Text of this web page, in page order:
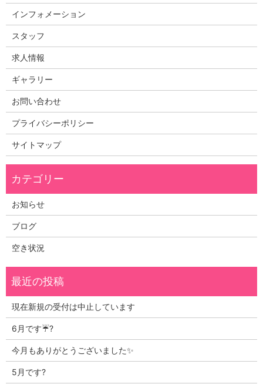
インフォメーション
スタッフ
求人情報
ギャラリー
お問い合わせ
プライバシーポリシー
サイトマップ
お知らせ
ブログ
空き状況
現在新規の受付は中止しています
6月です☔?
今月もありがとうございました✨
5月です?